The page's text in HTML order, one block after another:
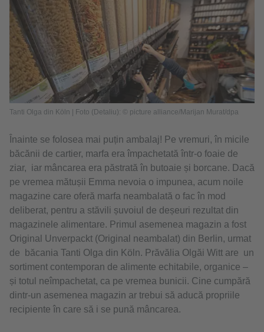
Tanti Olga din Köln | Foto (Detaliu): © picture alliance/Marijan Murat/dpa
Înainte se folosea mai puțin ambalaj! Pe vremuri, în micile
băcănii de cartier, marfa era împachetată într-o foaie de
ziar, iar mâncarea era păstrată în butoaie și borcane. Dacă
pe vremea mătușii Emma nevoia o impunea, acum noile
magazine care oferă marfa neambalată o fac în mod
deliberat, pentru a stăvili șuvoiul de deșeuri rezultat din
magazinele alimentare. Primul asemenea magazin a fost
Original Unverpackt (Original neambalat) din Berlin, urmat
de băcania Tanti Olga din Köln. Prăvălia Olgăi Witt are un
sortiment contemporan de alimente echitabile, organice –
și totul neîmpachetat, ca pe vremea bunicii. Cine cumpără
dintr-un asemenea magazin ar trebui să aducă propriile
recipiente în care să i se pună mâncarea.